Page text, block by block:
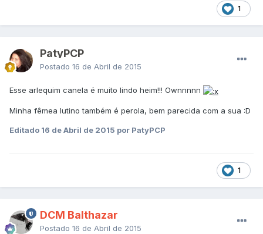
1
PatyPCP
Postado 16 de Abril de 2015
Esse arlequim canela é muito lindo heim!!! Ownnnnn
Minha fêmea lutino também é perola, bem parecida com a sua :D
Editado 16 de Abril de 2015 por PatyPCP
1
DCM Balthazar
Postado 16 de Abril de 2015